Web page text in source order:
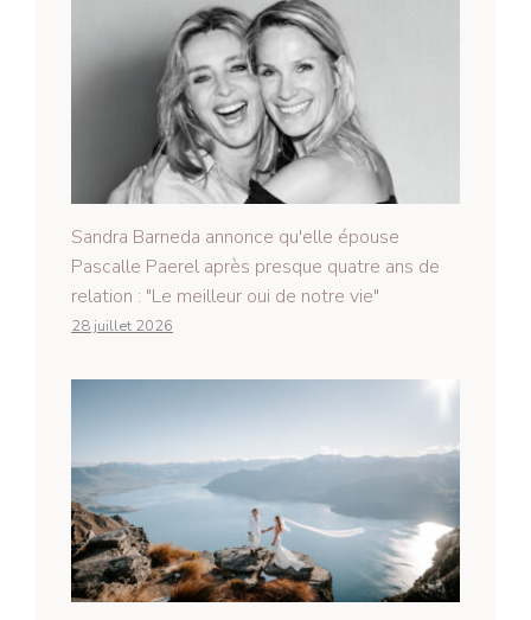
Sandra Barneda annonce qu'elle épouse
Pascalle Paerel après presque quatre ans de
relation : "Le meilleur oui de notre vie"
28 juillet 2026